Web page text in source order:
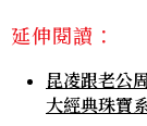
延伸閱讀：
昆凌跟老公
大經典珠寶